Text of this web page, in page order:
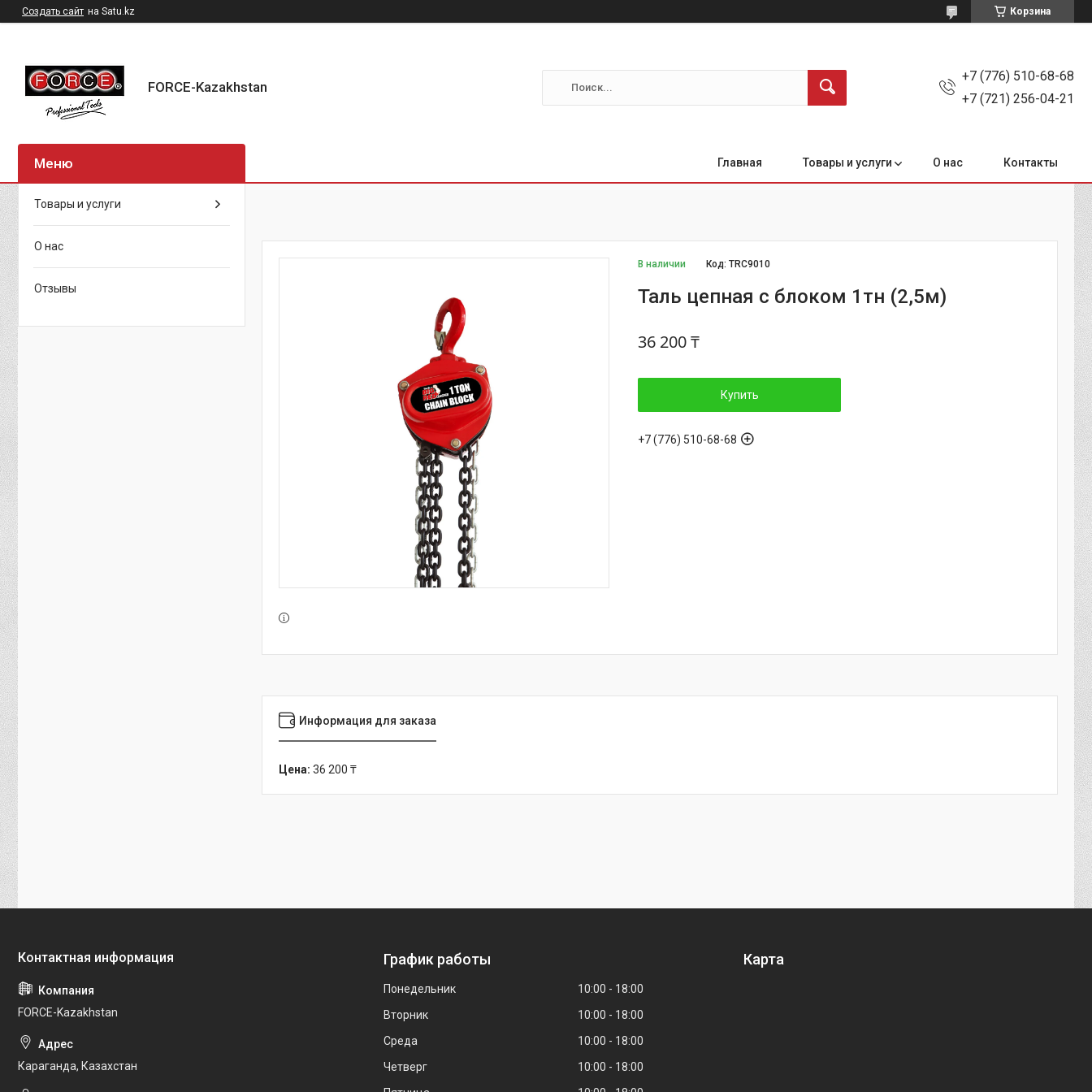
Создать сайт на Satu.kz Корзина
FORCE-Kazakhstan
+7 (776) 510-68-68
+7 (721) 256-04-21
Главная Товары и услуги О нас Контакты
В наличии Код:TRC9010
Таль цепная с блоком 1тн (2,5м)
36 200 ₸
Купить
+7 (776) 510-68-68
Информация для заказа
Цена: 36 200 ₸
Товары и услуги
О нас
Отзывы
FORCE-Kazakhstan
Караганда, Казахстан
График работы
Понедельник 10:00
18:00
Вторник
10:00
18:00
Среда
10:00
18:00
Четверг
10:00
18:00
Карта